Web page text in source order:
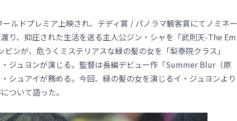
ルドプレミア上映され、テディ賞 / パノラマ観客賞にてノミネー
り、抑圧された生活を送る主人公ジン・シャを「武則天-The Em
ンが、危うくミステリアスな緑の髪の女を「梨泰院クラス」
・ジュヨンが演じる。監督は長編デビュー作「Summer Blur（原
シュアイが務める。今回、緑の髪の女を演じるイ・ジュヨンより
ついて語った。